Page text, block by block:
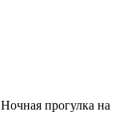
Ночная прогулка на